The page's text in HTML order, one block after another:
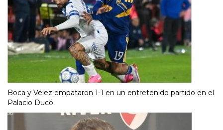
Boca y Vélez empataron 1-1 en un entretenido partido en el
Palacio Ducó